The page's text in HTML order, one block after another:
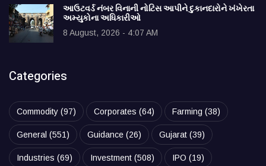
આઉટવર્ડ નંબર વિનાની નોટિસ આપીને દુકાનદારોને ખંખેરતા
અમ્યુકોના અધિકારીઓ
8 August, 2026 - 4:07 AM
Categories
Commodity (97) Corporates (64) Farming (38)
General (551) Guidance (26) Gujarat (39)
Industries (69) Investment (508) IPO (19)